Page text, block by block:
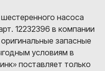
насоса
12232396 в компании
запасные
условиям в
поставляет только